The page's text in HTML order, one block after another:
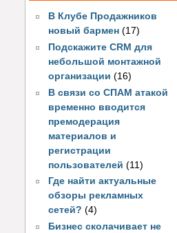
В Клубе Продажников
новый бармен (17)
Подскажите CRM для
небольшой монтажной
организации (16)
В связи со СПАМ атакой
временно вводится
премодерация
материалов и
регистрации
пользователей(11)
Где найти актуальные
обзоры рекламных
сетей? (4)
Бизнес сколачивает не